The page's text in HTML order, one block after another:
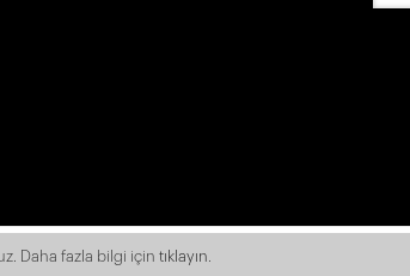
Daha fazla bilgi için tıklayın